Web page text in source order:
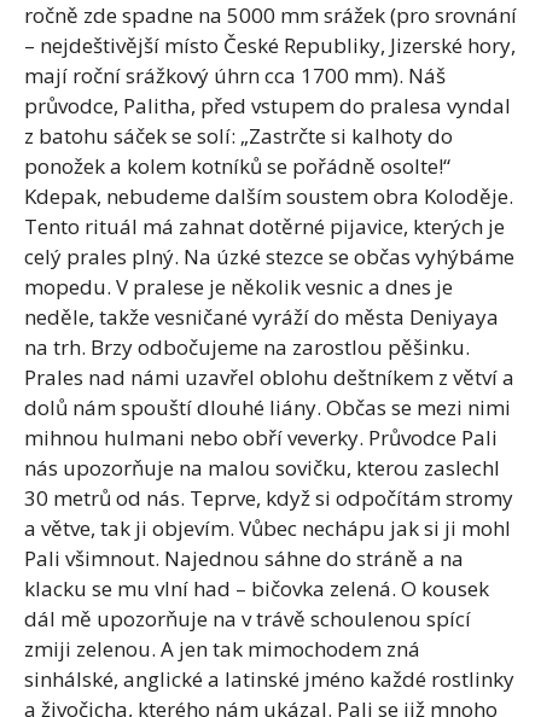
ročně zde spadne na 5000 mm srážek (pro srovnání
– nejdeštivější místo České Republiky, Jizerské hory,
mají roční srážkový úhrn cca 1700 mm). Náš
průvodce, Palitha, před vstupem do pralesa vyndal
z batohu sáček se solí: „Zastrčte si kalhoty do
ponožek a kolem kotníků se pořádně osolte!“
Kdepak, nebudeme dalším soustem obra Koloděje.
Tento rituál má zahnat dotěrné pijavice, kterých je
celý prales plný. Na úzké stezce se občas vyhýbáme
mopedu. V pralese je několik vesnic a dnes je
neděle, takže vesničané vyráží do města Deniyaya
na trh. Brzy odbočujeme na zarostlou pěšinku.
Prales nad námi uzavřel oblohu deštníkem z větví a
dolů nám spouští dlouhé liány. Občas se mezi nimi
mihnou hulmani nebo obří veverky. Průvodce Pali
nás upozorňuje na malou sovičku, kterou zaslechl
30 metrů od nás. Teprve, když si odpočítám stromy
a větve, tak ji objevím. Vůbec nechápu jak si ji mohl
Pali všimnout. Najednou sáhne do stráně a na
klacku se mu vlní had – bičovka zelená. O kousek
dál mě upozorňuje na v trávě schoulenou spící
zmiji zelenou. A jen tak mimochodem zná
sinhálské, anglické a latinské jméno každé rostlinky
a živočicha, kterého nám ukázal. Pali se již mnoho